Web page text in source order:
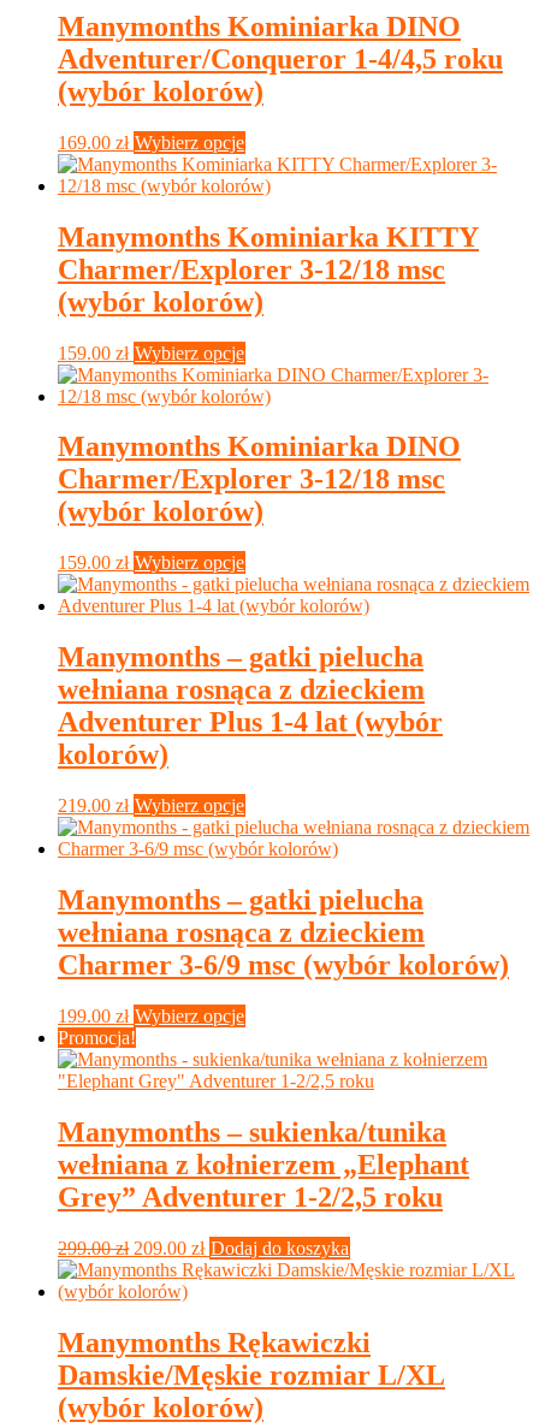
wariantów.
Opcje
można
wybrać
na
Manymonths Kominiarka DINO
Adventurer/Conqueror 1-4/4,5 roku
(wybór kolorów)
169.00 zł Wybierz opcje
produkt
ma
wariantów.
Opcje
można
wybrać
na
Manymonths Kominiarka KITTY
Charmer/Explorer 3-12/18 msc
(wybór kolorów)
159.00 zł Wybierz opcje
produkt
ma
wariantów.
Opcje
można
wybrać
na
stronie
Manymonths Kominiarka DINO
Charmer/Explorer 3-12/18 msc
(wybór kolorów)
159.00 zł Wybierz opcje
produkt
ma
wariantów.
Opcje
można
wybrać
na
Manymonths – gatki pielucha
wełniana rosnąca z dzieckiem
Adventurer Plus 1-4 lat (wybór
kolorów)
219.00 zł Wybierz opcje
produkt
ma
wariantów.
Opcje
można
na
Manymonths – gatki pielucha
wełniana rosnąca z dzieckiem
Charmer 3-6/9 msc (wybór kolorów)
199.00 zł Wybierz opcje
ma
wiele
Opcje
można
wybrać
stronie
Promocja!
Manymonths – sukienka/tunika
wełniana z kołnierzem „Elephant
Grey” Adventurer 1-2/2,5 roku
299.00zł Pierwotna
cena
wynosiła:
209.00 złAktualna
cena
Dodaj do koszyka
Manymonths Rękawiczki
Damskie/Męskie rozmiar L/XL
(wybór kolorów)